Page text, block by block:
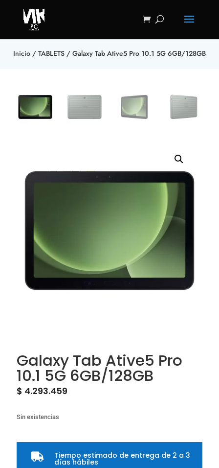
Inicio / TABLETS / Galaxy Tab Ative5 Pro 10.1 5G 6GB/128GB
Galaxy Tab Ative5 Pro
10.1 5G 6GB/128GB
$ 4.293.459
Sin existencias
 Tiempo estimado de entrega de 2 a 3
días hábiles